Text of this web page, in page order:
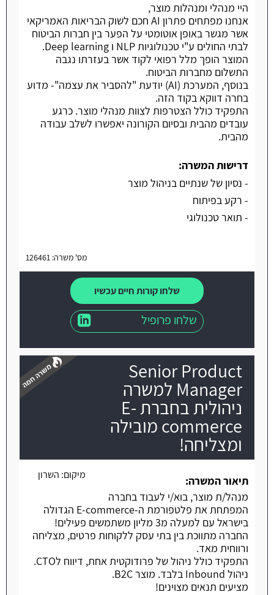
היי מנהלי ומנהלות מוצר,
אנחנו מפתחים פתרון AI חכם לשוק הבריאות האמריקאי
אשר מגשר באופן אוטומטי על הפער בין חברות הביטוח
לבתי החולים ע"י טכנולוגיות NLP ו Deep learning.
המוצר הופך מלל רפואי לקוד אשר בעזרתו נגבה
התשלום מחברות הביטוח.
בנוסף, המערכת (AI) יודעת "להסביר את עצמה"- מדוע
בחרה דווקא בקוד הזה.
התפקיד כולל הצטרפות לצוות מנהלי מוצר. כרגע
עובדים מהבית ובסיום הקורונה יאפשרו לשלב עבודה
מהבית.
דרישות המשרה:
- נסיון של שנתיים בניהול מוצר
- רקע בפיתוח
- תואר טכנולוגי
מס' משרה: 126461
שלחו קורות חיים עכשיו
שלחו פרופיל
Senior Product
Manager למשרה
ניהולית בחברת E-
commerce מובילה
ומצליחה!
מיקום: השרון
תיאור המשרה:
מנהל/ת מוצר, בוא/י לעבוד בחברה
המפתחת את פלטפורמת ה-E-commerce הגדולה
בישראל עם למעלה מ3 מליון משתמשים פעילים!
החברה מתווכת בין בתי עסק ללקוחות פרטים, מצליחה
ורווחית מאד.
התפקיד כולל ניהול של פרודוקטית אחת, דיווח לCTO.
ניהול Inbound בלבד. מוצר B2C.
מציעים תנאים מצוינים!